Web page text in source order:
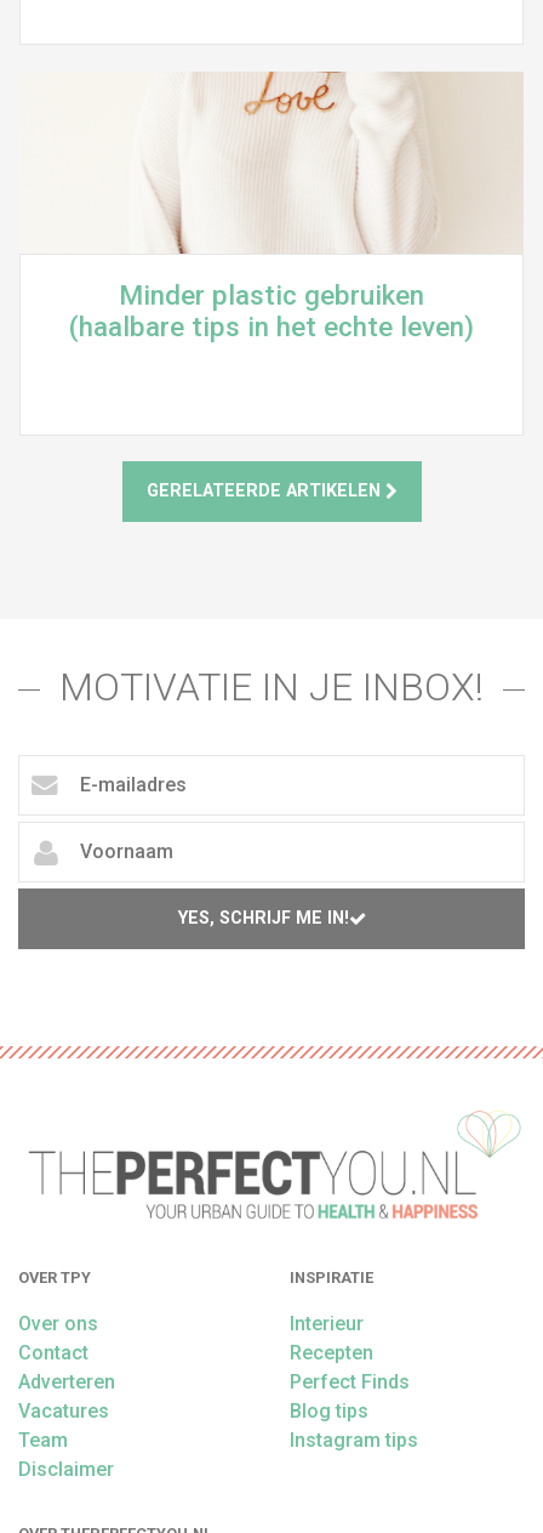
Minder plastic gebruiken
(haalbare tips in het echte leven)
GERELATEERDE ARTIKELEN
MOTIVATIE IN JE INBOX!
YES, SCHRIJF ME IN!
OVER TPY
Over ons
Contact
Adverteren
Vacatures
Team
Disclaimer
INSPIRATIE
Interieur
Recepten
Perfect Finds
Blog tips
Instagram tips